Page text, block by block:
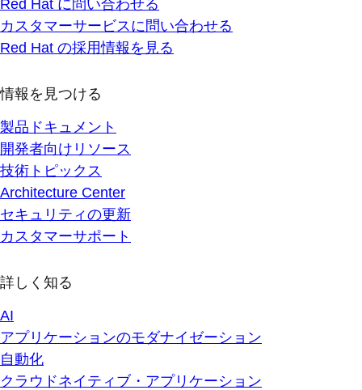
Red Hat に問い合わせる
カスタマーサービスに問い合わせる
Red Hat の採用情報を見る
情報を見つける
製品ドキュメント
開発者向けリソース
技術トピックス
Architecture Center
セキュリティの更新
カスタマーサポート
詳しく知る
AI
アプリケーションのモダナイゼーション
自動化
クラウドネイティブ・アプリケーション